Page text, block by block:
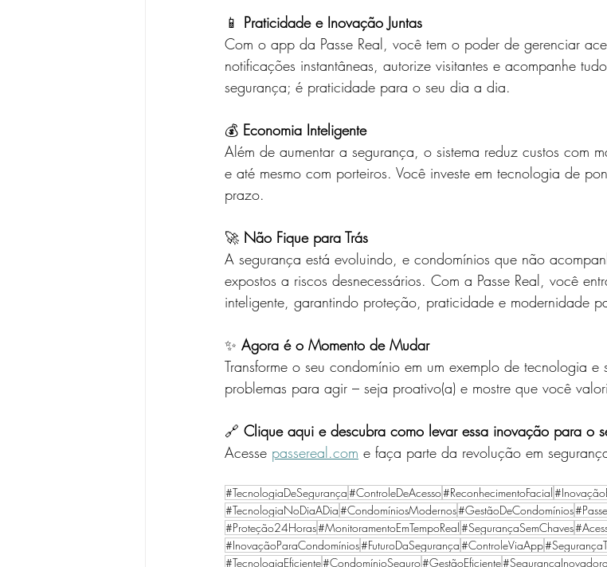
📱 Praticidade e Inovação Juntas
Com o app da Passe Real, você tem o poder de gerenciar
notificações instantâneas, autorize visitantes e acompanhe
segurança; é praticidade para o seu dia a dia.
💰 Economia Inteligente
Além de aumentar a segurança, o sistema reduz custos com
e até mesmo com porteiros. Você investe em tecnologia de
prazo.
🚀 Não Fique para Trás
A segurança está evoluindo, e condomínios que não
expostos a riscos desnecessários. Com a Passe Real, você
inteligente, garantindo proteção, praticidade e modernidade
✨ Agora é o Momento de Mudar
Transforme o seu condomínio em um exemplo de tecnologia
problemas para agir – seja proativo(a) e mostre que você
🔗 Clique aqui e descubra como levar essa inovação para o
Acesse passereal.com e faça parte da revolução em
#TecnologiaDeSegurança#ControleDeAcesso#ReconhecimentoFacial
#TecnologiaNoDiaADia#CondomíniosModernos#GestãoDeCondomínios
#Proteção24Horas#MonitoramentoEmTempoReal #SegurançaSemChaves
#InovaçãoParaCondomínios#FuturoDaSegurança#ControleViaApp
#TecnologiaEficiente#CondomínioSeguro#GestãoEficiente#SegurançaInovadora